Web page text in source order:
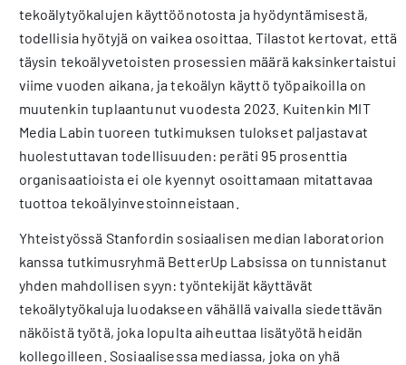
tekoälytyökalujen käyttöönotosta ja hyödyntämisestä,
todellisia hyötyjä on vaikea osoittaa. Tilastot kertovat, että
täysin tekoälyvetoisten prosessien määrä kaksinkertaistui
viime vuoden aikana, ja tekoälyn käyttö työpaikoilla on
muutenkin tuplaantunut vuodesta 2023. Kuitenkin MIT
Media Labin tuoreen tutkimuksen tulokset paljastavat
huolestuttavan todellisuuden: peräti 95 prosenttia
organisaatioista ei ole kyennyt osoittamaan mitattavaa
tuottoa tekoälyinvestoinneistaan.
Yhteistyössä Stanfordin sosiaalisen median laboratorion
kanssa tutkimusryhmä BetterUp Labsissa on tunnistanut
yhden mahdollisen syyn: työntekijät käyttävät
tekoälytyökaluja luodakseen vähällä vaivalla siedettävän
näköistä työtä, joka lopulta aiheuttaa lisätyötä heidän
kollegoilleen. Sosiaalisessa mediassa, joka on yhä